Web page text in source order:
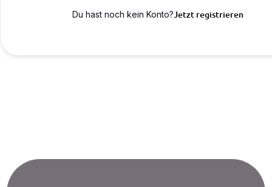
Du hast noch kein Konto?Jetzt registrieren